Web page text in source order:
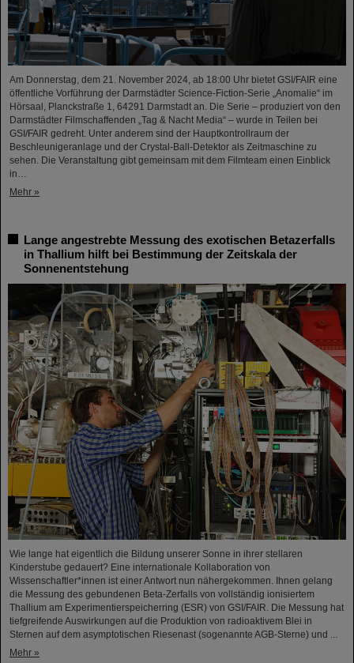
Am Donnerstag, dem 21. November 2024, ab 18:00 Uhr bietet GSI/FAIR eine
öffentliche Vorführung der Darmstädter Science-Fiction-Serie „Anomalie“ im
Hörsaal, Planckstraße 1, 64291 Darmstadt an. Die Serie – produziert von den
Darmstädter Filmschaffenden „Tag & Nacht Media“ – wurde in Teilen bei
GSI/FAIR gedreht. Unter anderem sind der Hauptkontrollraum der
Beschleunigeranlage und der Crystal-Ball-Detektor als Zeitmaschine zu
sehen. Die Veranstaltung gibt gemeinsam mit dem Filmteam einen Einblick
in…
Mehr »
Lange angestrebte Messung des exotischen Betazerfalls
in Thallium hilft bei Bestimmung der Zeitskala der
Sonnenentstehung
Wie lange hat eigentlich die Bildung unserer Sonne in ihrer stellaren
Kinderstube gedauert? Eine internationale Kollaboration von
Wissenschaftler*innen ist einer Antwort nun nähergekommen. Ihnen gelang
die Messung des gebundenen Beta-Zerfalls von vollständig ionisiertem
Thallium am Experimentierspeicherring (ESR) von GSI/FAIR. Die Messung hat
tiefgreifende Auswirkungen auf die Produktion von radioaktivem Blei in
Sternen auf dem asymptotischen Riesenast (sogenannte AGB-Sterne) und ...
Mehr »